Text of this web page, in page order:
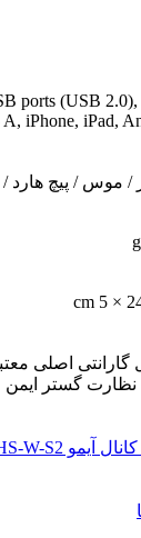
ports (USB
iPhone, iPad,
/ موس / پیچ هارد
نظارت گستر ایمن